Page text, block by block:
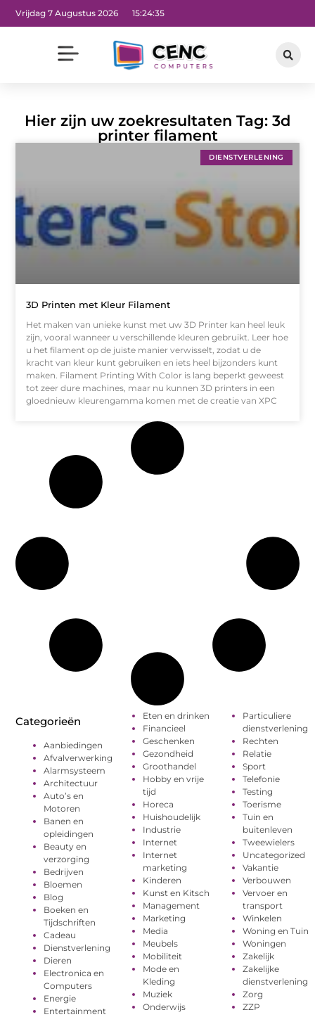
Vrijdag 7 Augustus 2026 15:24:36
Hier zijn uw zoekresultaten Tag: 3d
printer filament
DIENSTVERLENING
3D Printen met Kleur Filament
Het maken van unieke kunst met uw 3D Printer kan heel leuk
zijn, vooral wanneer u verschillende kleuren gebruikt. Leer hoe
u het filament op de juiste manier verwisselt, zodat u de
kracht van kleur kunt gebruiken en iets heel bijzonders kunt
maken. Filament Printing With Color is lang beperkt geweest
tot zeer dure machines, maar nu kunnen 3D printers in een
gloednieuw kleurengamma komen met de creatie van XPC
Categorieën
Aanbiedingen
Afvalverwerking
Alarmsysteem
Architectuur
Auto’s en
Motoren
Banen en
opleidingen
Beauty en
verzorging
Bedrijven
Bloemen
Blog
Boeken en
Tijdschriften
Cadeau
Dienstverlening
Dieren
Electronica en
Computers
Energie
Entertainment
Eten en drinken
Financieel
Geschenken
Gezondheid
Groothandel
Hobby en vrije
tijd
Horeca
Huishoudelijk
Industrie
Internet
Internet
marketing
Kinderen
Kunst en Kitsch
Management
Marketing
Media
Meubels
Mobiliteit
Mode en
Kleding
Muziek
Onderwijs
Particuliere
dienstverlening
Rechten
Relatie
Sport
Telefonie
Testing
Toerisme
Tuin en
buitenleven
Tweewielers
Uncategorized
Vakantie
Verbouwen
Vervoer en
transport
Winkelen
Woning en Tuin
Woningen
Zakelijk
Zakelijke
dienstverlening
Zorg
ZZP